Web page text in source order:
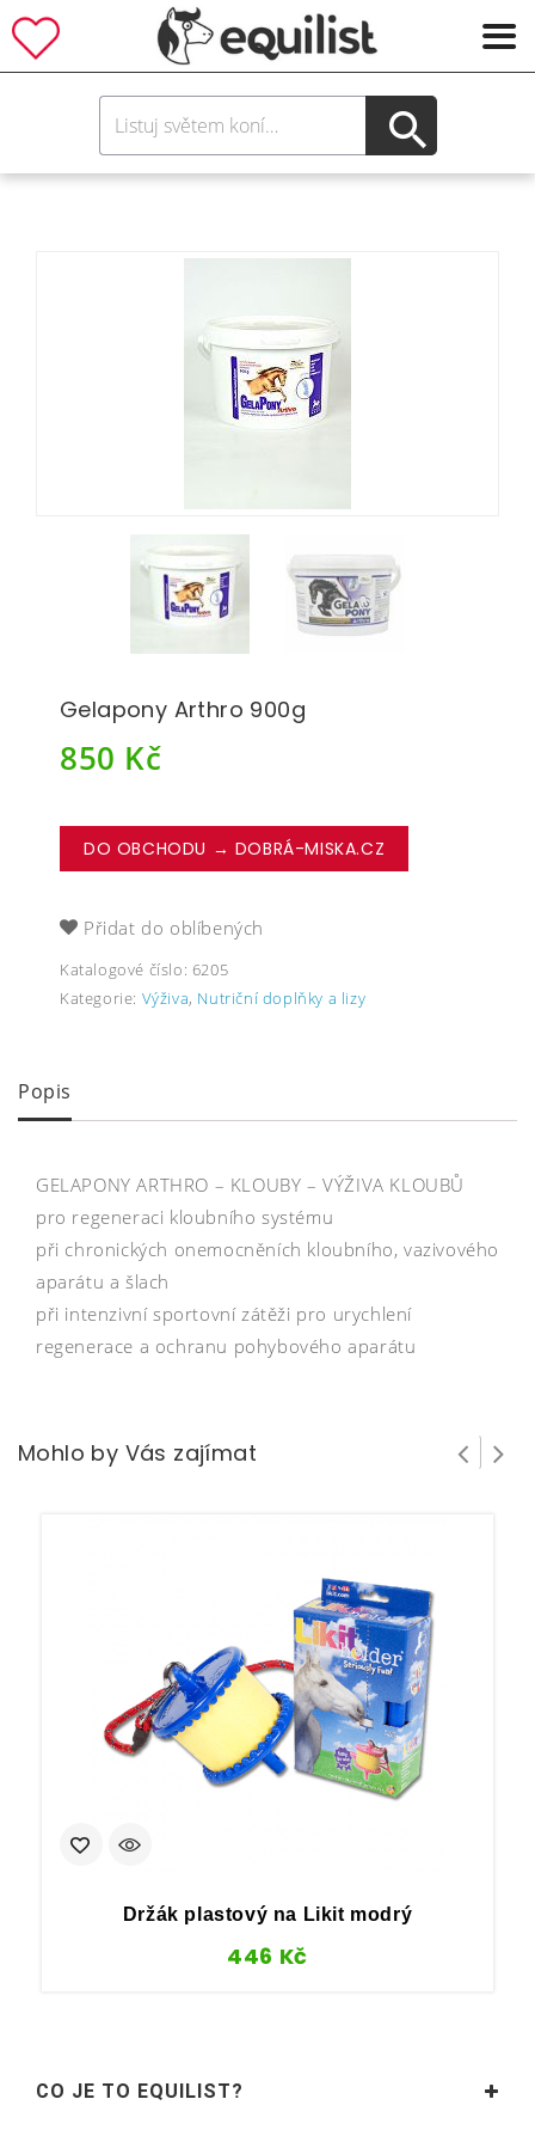
Gelapony Arthro 900g
850 Kč
DO OBCHODU → DOBRÁ-MISKA.CZ
Přidat do oblíbených
Katalogové číslo: 6205
Kategorie: Výživa, Nutriční doplňky a lizy
Popis
GELAPONY ARTHRO – KLOUBY – VÝŽIVA KLOUBŮ
pro regeneraci kloubního systému
při chronických onemocněních kloubního, vazivového
aparátu a šlach
při intenzivní sportovní zátěži pro urychlení
regenerace a ochranu pohybového aparátu
Mohlo by Vás zajímat
Držák plastový na Likit modrý
446 Kč
CO JE TO EQUILIST?